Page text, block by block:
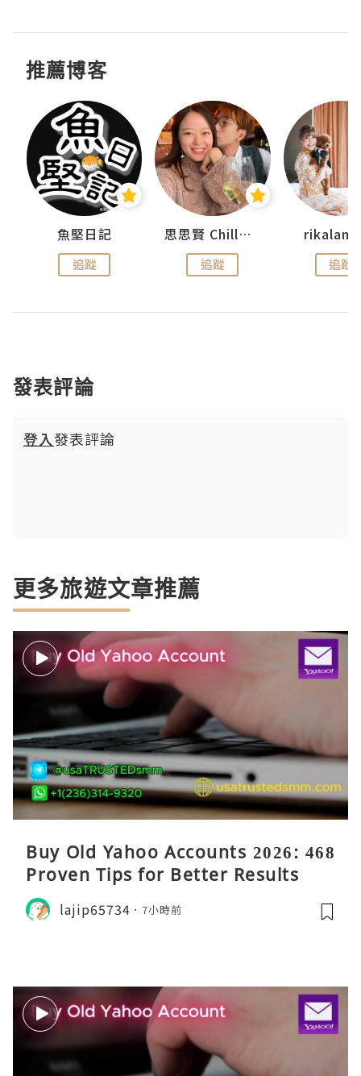
推薦博客
魚堅日記
追蹤
思思賢 ChillMyBabe
追蹤 追蹤
發表評論
登入發表評論
更多旅遊文章推薦
Buy Old Yahoo Accounts 2026: 468
Proven Tips for Better Results
lajip65734 7小時前